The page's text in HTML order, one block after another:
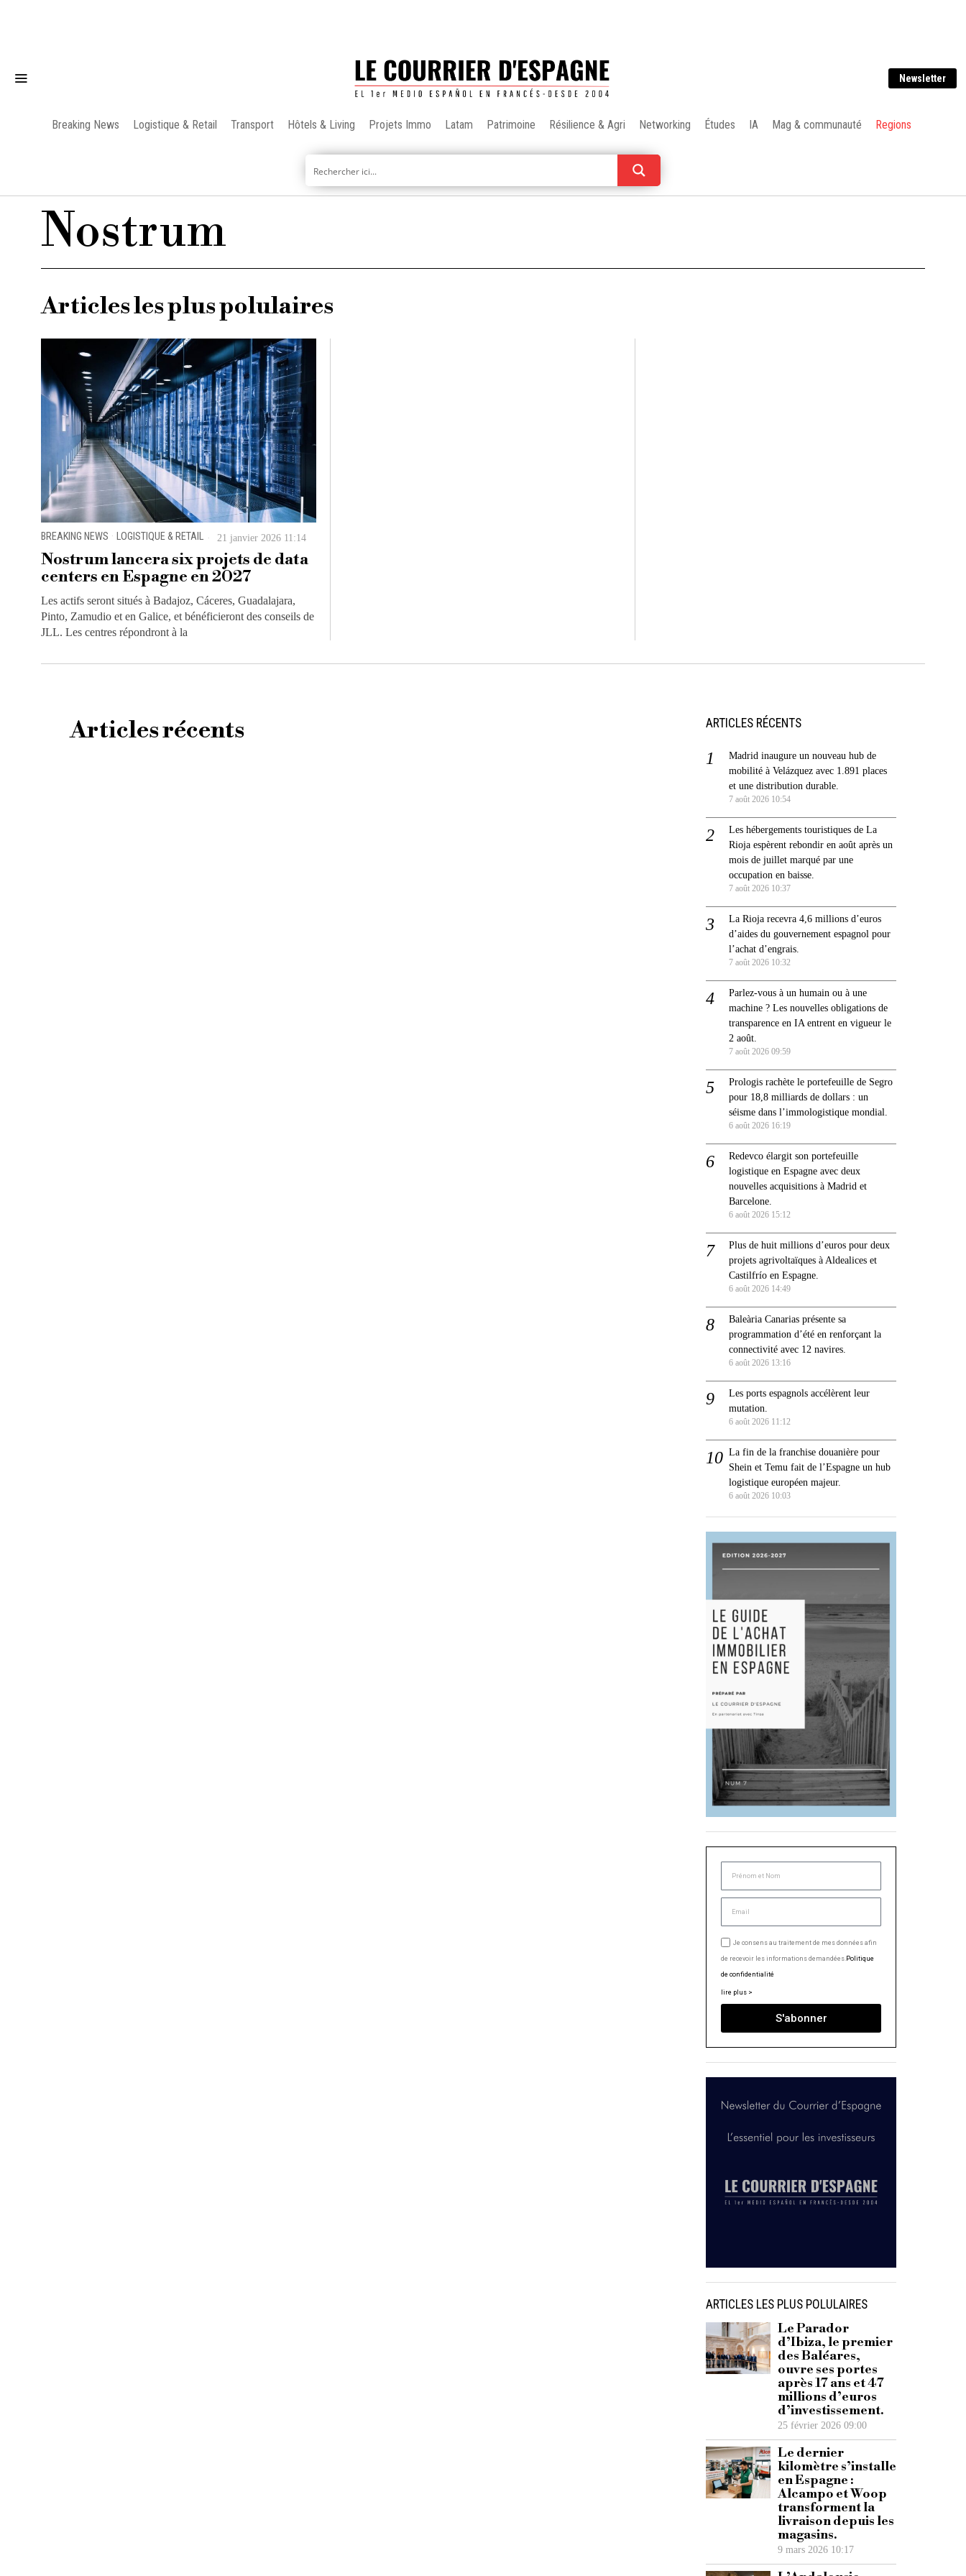
Newsletter
Breaking News Logistique & Retail Transport Hôtels & Living Projets Immo Latam Patrimoine Résilience & Agri Networking Études IA Mag & communauté Regions
Nostrum
Articles les plus polulaires
BREAKING NEWS · LOGISTIQUE & RETAIL 21 janvier 2026 11:14
Nostrum lancera six projets de data
centers en Espagne en 2027
Les actifs seront situés à Badajoz, Cáceres, Guadalajara,
Pinto, Zamudio et en Galice, et bénéficieront des conseils de
JLL. Les centres répondront à la
Articles récents ARTICLES RÉCENTS
Madrid inaugure un nouveau hub de
mobilité à Velázquez avec 1.891 places
et une distribution durable.
7 août 2026 10:54
Les hébergements touristiques de La
Rioja espèrent rebondir en août après un
mois de juillet marqué par une
occupation en baisse.
7 août 2026 10:37
La Rioja recevra 4,6 millions d’euros
d’aides du gouvernement espagnol pour
l’achat d’engrais.
7 août 2026 10:32
Parlez-vous à un humain ou à une
machine ? Les nouvelles obligations de
transparence en IA entrent en vigueur le
2 août.
7 août 2026 09:59
Prologis rachète le portefeuille de Segro
pour 18,8 milliards de dollars : un
séisme dans l’immologistique mondial.
6 août 2026 16:19
Redevco élargit son portefeuille
logistique en Espagne avec deux
nouvelles acquisitions à Madrid et
Barcelone.
6 août 2026 15:12
Plus de huit millions d’euros pour deux
projets agrivoltaïques à Aldealices et
Castilfrío en Espagne.
6 août 2026 14:49
Baleària Canarias présente sa
programmation d’été en renforçant la
connectivité avec 12 navires.
6 août 2026 13:16
Les ports espagnols accélèrent leur
mutation.
6 août 2026 11:12
La fin de la franchise douanière pour
Shein et Temu fait de l’Espagne un hub
logistique européen majeur.
6 août 2026 10:03
Je consens au traitement de mes données afin
de recevoir les informations demandées.Politique
de confidentialité
lire plus >
S'abonner
ARTICLES LES PLUS POLULAIRES
Le Parador
d’Ibiza, le premier
des Baléares,
ouvre ses portes
après 17 ans et 47
millions d’euros
d’investissement.
25 février 2026 09:00
Le dernier
kilomètre s’installe
en Espagne :
Alcampo et Woop
transforment la
livraison depuis les
magasins.
9 mars 2026 10:17